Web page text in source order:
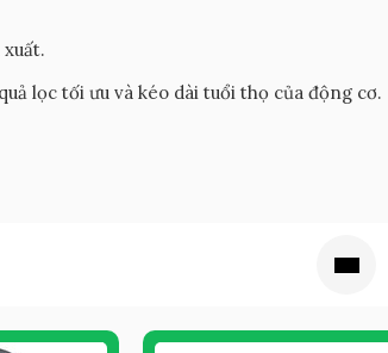
lọc tối ưu và kéo dài tuổi thọ của động cơ.